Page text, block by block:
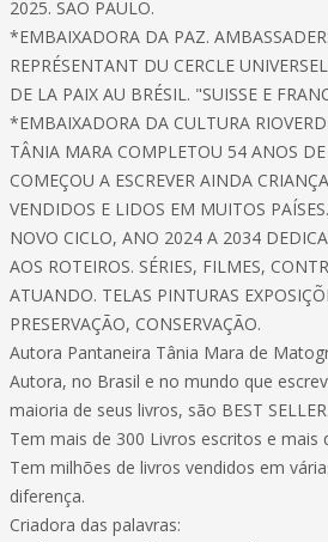
2025. SÃO PAULO.
*EMBAIXADORA DA PAZ.
REPRÉSENTANT DU CERCLE
DE LA PAIX AU BRÉSIL. "SUISSE E
*EMBAIXADORA DA CULTURA
TÂNIA MARA COMPLETOU 54 ANOS
COMEÇOU A ESCREVER AINDA
VENDIDOS E LIDOS EM MUITOS
NOVO CICLO, ANO 2024 A 2034
AOS ROTEIROS. SÉRIES, FILMES,
ATUANDO. TELAS PINTURAS
PRESERVAÇÃO, CONSERVAÇÃO.
Autora Pantaneira Tânia Mara de
Autora, no Brasil e no mundo que
maioria de seus livros, são BEST SELLER.
Tem mais de 300 Livros escritos e mais
Tem milhões de livros vendidos em
diferença.
Criadora das palavras: